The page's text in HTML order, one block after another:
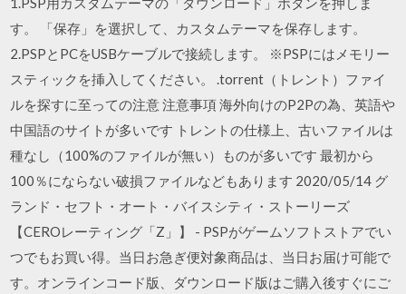
す。 「保存」を選択して、カスタムテーマを保存します。
2.PSPとPCをUSBケーブルで接続します。 ※PSPにはメモリー
スティックを挿入してください。 .torrent（トレント）ファイ
ルを探すに至っての注意 注意事項 海外向けのP2Pの為、英語や
中国語のサイトが多いです トレントの仕様上、古いファイルは
種なし（100%のファイルが無い）ものが多いです 最初から
100％にならない破損ファイルなどもあります 2020/05/14 グ
ランド・セフト・オート・バイスシティ・ストーリーズ
【CEROレーティング「Z」】 - PSPがゲームソフトストアでい
つでもお買い得。当日お急ぎ便対象商品は、当日お届け可能で
す。オンラインコード版、ダウンロード版はご購入後すぐにご